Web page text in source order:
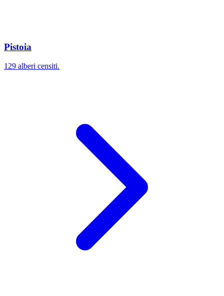
Pistoia
129 alberi censiti.